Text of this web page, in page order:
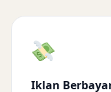
Iklan